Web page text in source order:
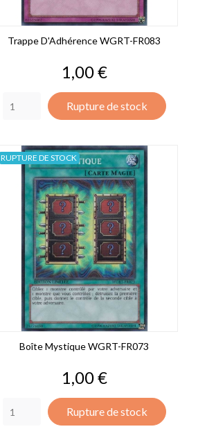
Trappe D'Adhérence WGRT-FR083
Prix
1,00 €
Rupture de stock
Boîte Mystique WGRT-FR073
Prix
1,00 €
Rupture de stock
RUPTURE DE STOCK